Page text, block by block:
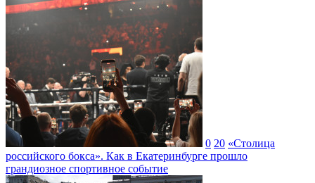
0 20 «Столица
российского бокса». Как в Екатеринбурге прошло
грандиозное спортивное событие